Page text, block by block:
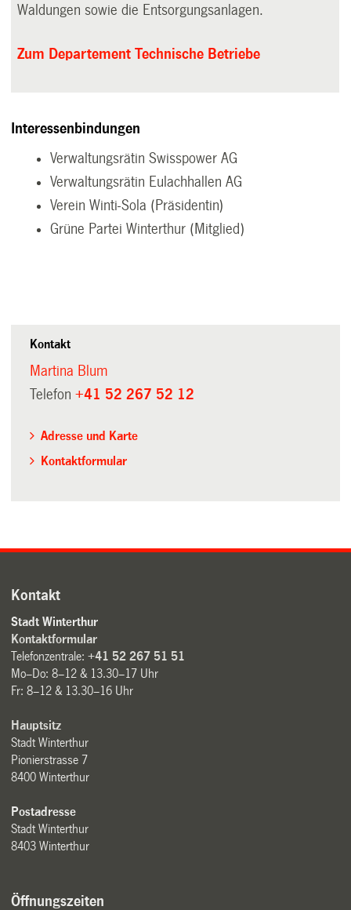
Waldungen sowie die Entsorgungsanlagen.
Zum Departement Technische Betriebe
Interessenbindungen
Verwaltungsrätin Swisspower AG
Verwaltungsrätin Eulachhallen AG
Verein Winti-Sola (Präsidentin)
Grüne Partei Winterthur (Mitglied)
Kontakt
Martina Blum
Telefon+41 52 267 52 12
Adresse und Karte
Kontaktformular
Kontakt
Stadt Winterthur
Kontaktformular
Telefonzentrale:+41 52 267 51 51
Mo–Do: 8–12 & 13.30–17 Uhr
Fr: 8–12 & 13.30–16 Uhr
Hauptsitz
Stadt Winterthur
Pionierstrasse 7
8400 Winterthur
Postadresse
Stadt Winterthur
8403 Winterthur
Öffnungszeiten